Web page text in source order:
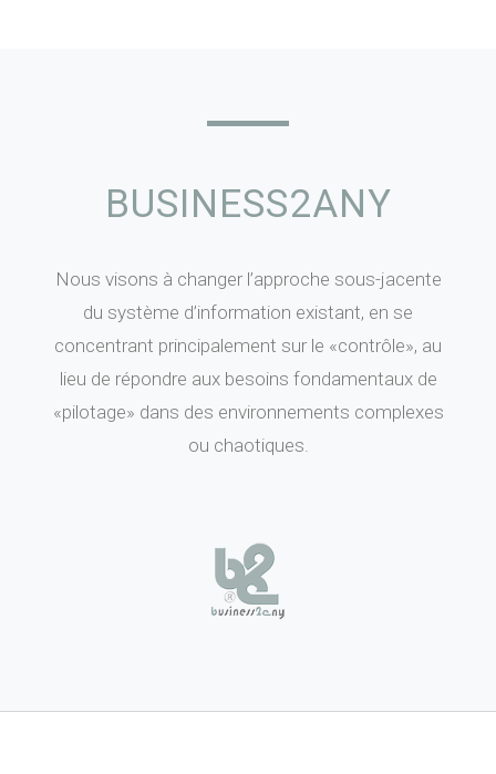
BUSINESS2ANY
Nous visons à changer l’approche sous-jacente
du système d’information existant, en se
concentrant principalement sur le «contrôle», au
lieu de répondre aux besoins fondamentaux de
«pilotage» dans des environnements complexes
ou chaotiques.